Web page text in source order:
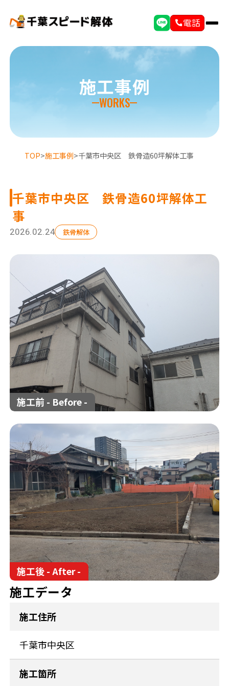
電話
会社概要
施工事例 相談会/イベント
現場ブログ お客様の声
補助金情報 空き家対策
来店予約
施工事例
WORKS
TOP>施工事例>千葉市中央区 鉄骨造60坪解体工事
千葉市中央区 鉄骨造60坪解体工
事
2026.02.24 鉄骨解体
施工前 - Before -
施工後 - After -
施工データ
施工住所
千葉市中央区
施工箇所